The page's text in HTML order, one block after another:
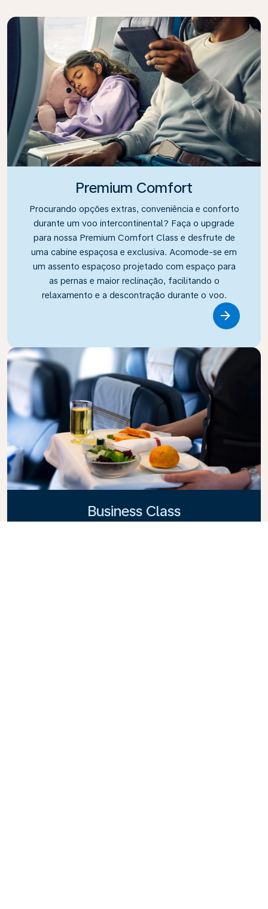
Premium Comfort
Procurando opções extras, conveniência e conforto
durante um voo intercontinental? Faça o upgrade
para nossa Premium Comfort Class e desfrute de
uma cabine espaçosa e exclusiva. Acomode-se em
um assento espaçoso projetado com espaço para
as pernas e maior reclinação, facilitando o
relaxamento e a descontração durante o voo.
Business Class